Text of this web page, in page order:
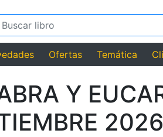
Ofertas Temática
Y
2026